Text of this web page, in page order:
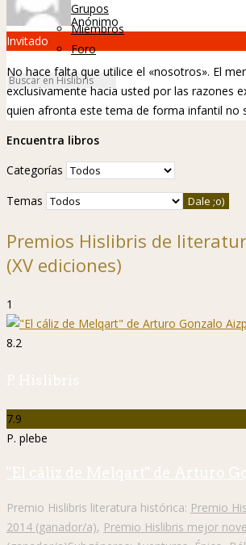
Grupos
Miembros
Foro
Anónimo
Invitado
No hace falta que utilice el «nosotros». El
exclusivamente hacia usted por las razones
quien afronta este tema de forma infantil no
Encuentra libros
Categorías
Temas
Premios Hislibris de
(XV ediciones)
1
8.2
P. Hislibris
7.9
P. plebe
"El cáliz de Melqart" de Arturo
Premio Hislibris literatura histórica: Premio
2014 (ganador/a), Premio Hislibris mejor